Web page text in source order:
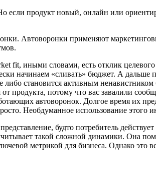
если продукт новый, онлайн или
Автоворонки применяют
fit, иными словами, есть отклик
начинаем «сливать» бюджет. А дальше
либо становится активным
продукта, потому что вас завалили
автоворонок. Долгое время их
Необдуманное использование этого
будто потребитель
такой сложной динамики. Она
метрикой для бизнеса. Однако это